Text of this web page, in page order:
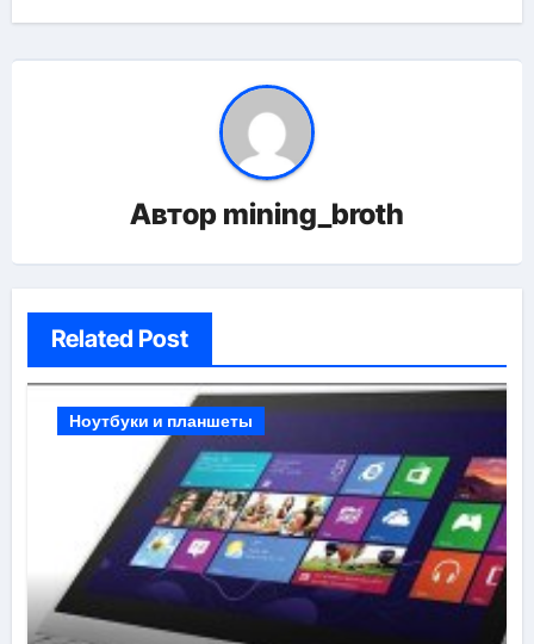
Автор mining_broth
Related Post
Ноутбуки и планшеты